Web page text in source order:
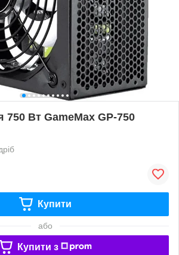
Вт GameMax GP-750
Купити
або
Купити з